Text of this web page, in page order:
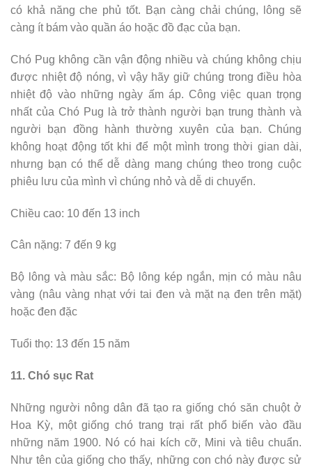
có khả năng che phủ tốt. Bạn càng chải chúng, lông sẽ
càng ít bám vào quần áo hoặc đồ đạc của bạn.
Chó Pug không cần vận động nhiều và chúng không chịu
được nhiệt độ nóng, vì vậy hãy giữ chúng trong điều hòa
nhiệt độ vào những ngày ấm áp. Công việc quan trọng
nhất của Chó Pug là trở thành người bạn trung thành và
người bạn đồng hành thường xuyên của bạn. Chúng
không hoạt động tốt khi để một mình trong thời gian dài,
nhưng bạn có thể dễ dàng mang chúng theo trong cuộc
phiêu lưu của mình vì chúng nhỏ và dễ di chuyển.
Chiều cao: 10 đến 13 inch
Cân nặng: 7 đến 9 kg
Bộ lông và màu sắc: Bộ lông kép ngắn, mịn có màu nâu
vàng (nâu vàng nhạt với tai đen và mặt nạ đen trên mặt)
hoặc đen đặc
Tuổi thọ: 13 đến 15 năm
11. Chó sục Rat
Những người nông dân đã tạo ra giống chó săn chuột ở
Hoa Kỳ, một giống chó trang trại rất phổ biến vào đầu
những năm 1900. Nó có hai kích cỡ, Mini và tiêu chuẩn.
Như tên của giống cho thấy, những con chó này được sử